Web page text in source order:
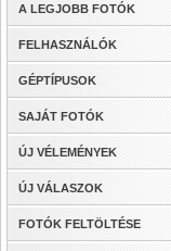
A LEGJOBB FOTÓK
FELHASZNÁLÓK
GÉPTÍPUSOK
SAJÁT FOTÓK
ÚJ VÉLEMÉNYEK
ÚJ VÁLASZOK
FOTÓK FELTÖLTÉSE